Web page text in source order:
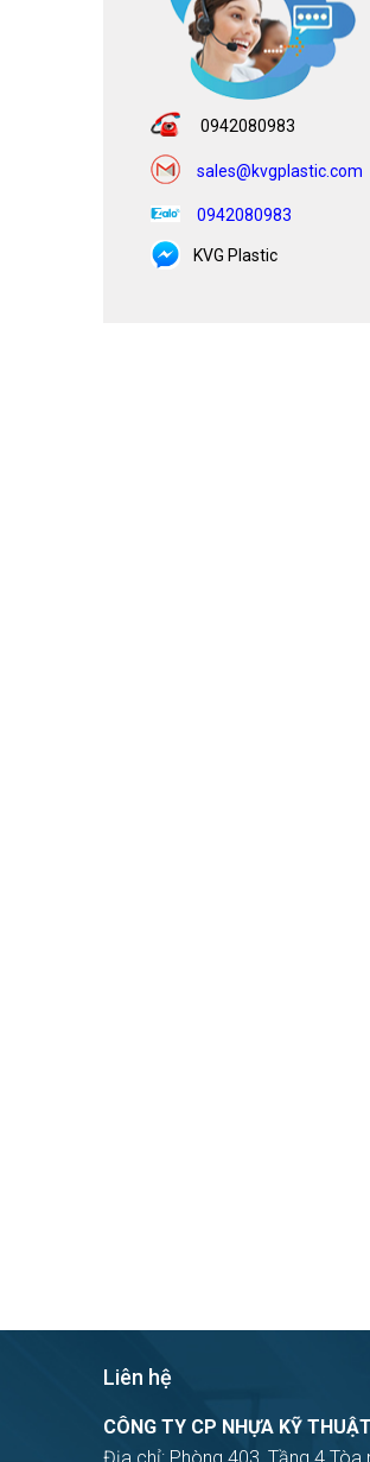
0942080983
sales@kvgplastic.com
0942080983
KVG Plastic
Liên hệ
CÔNG TY CP NHỰA KỸ